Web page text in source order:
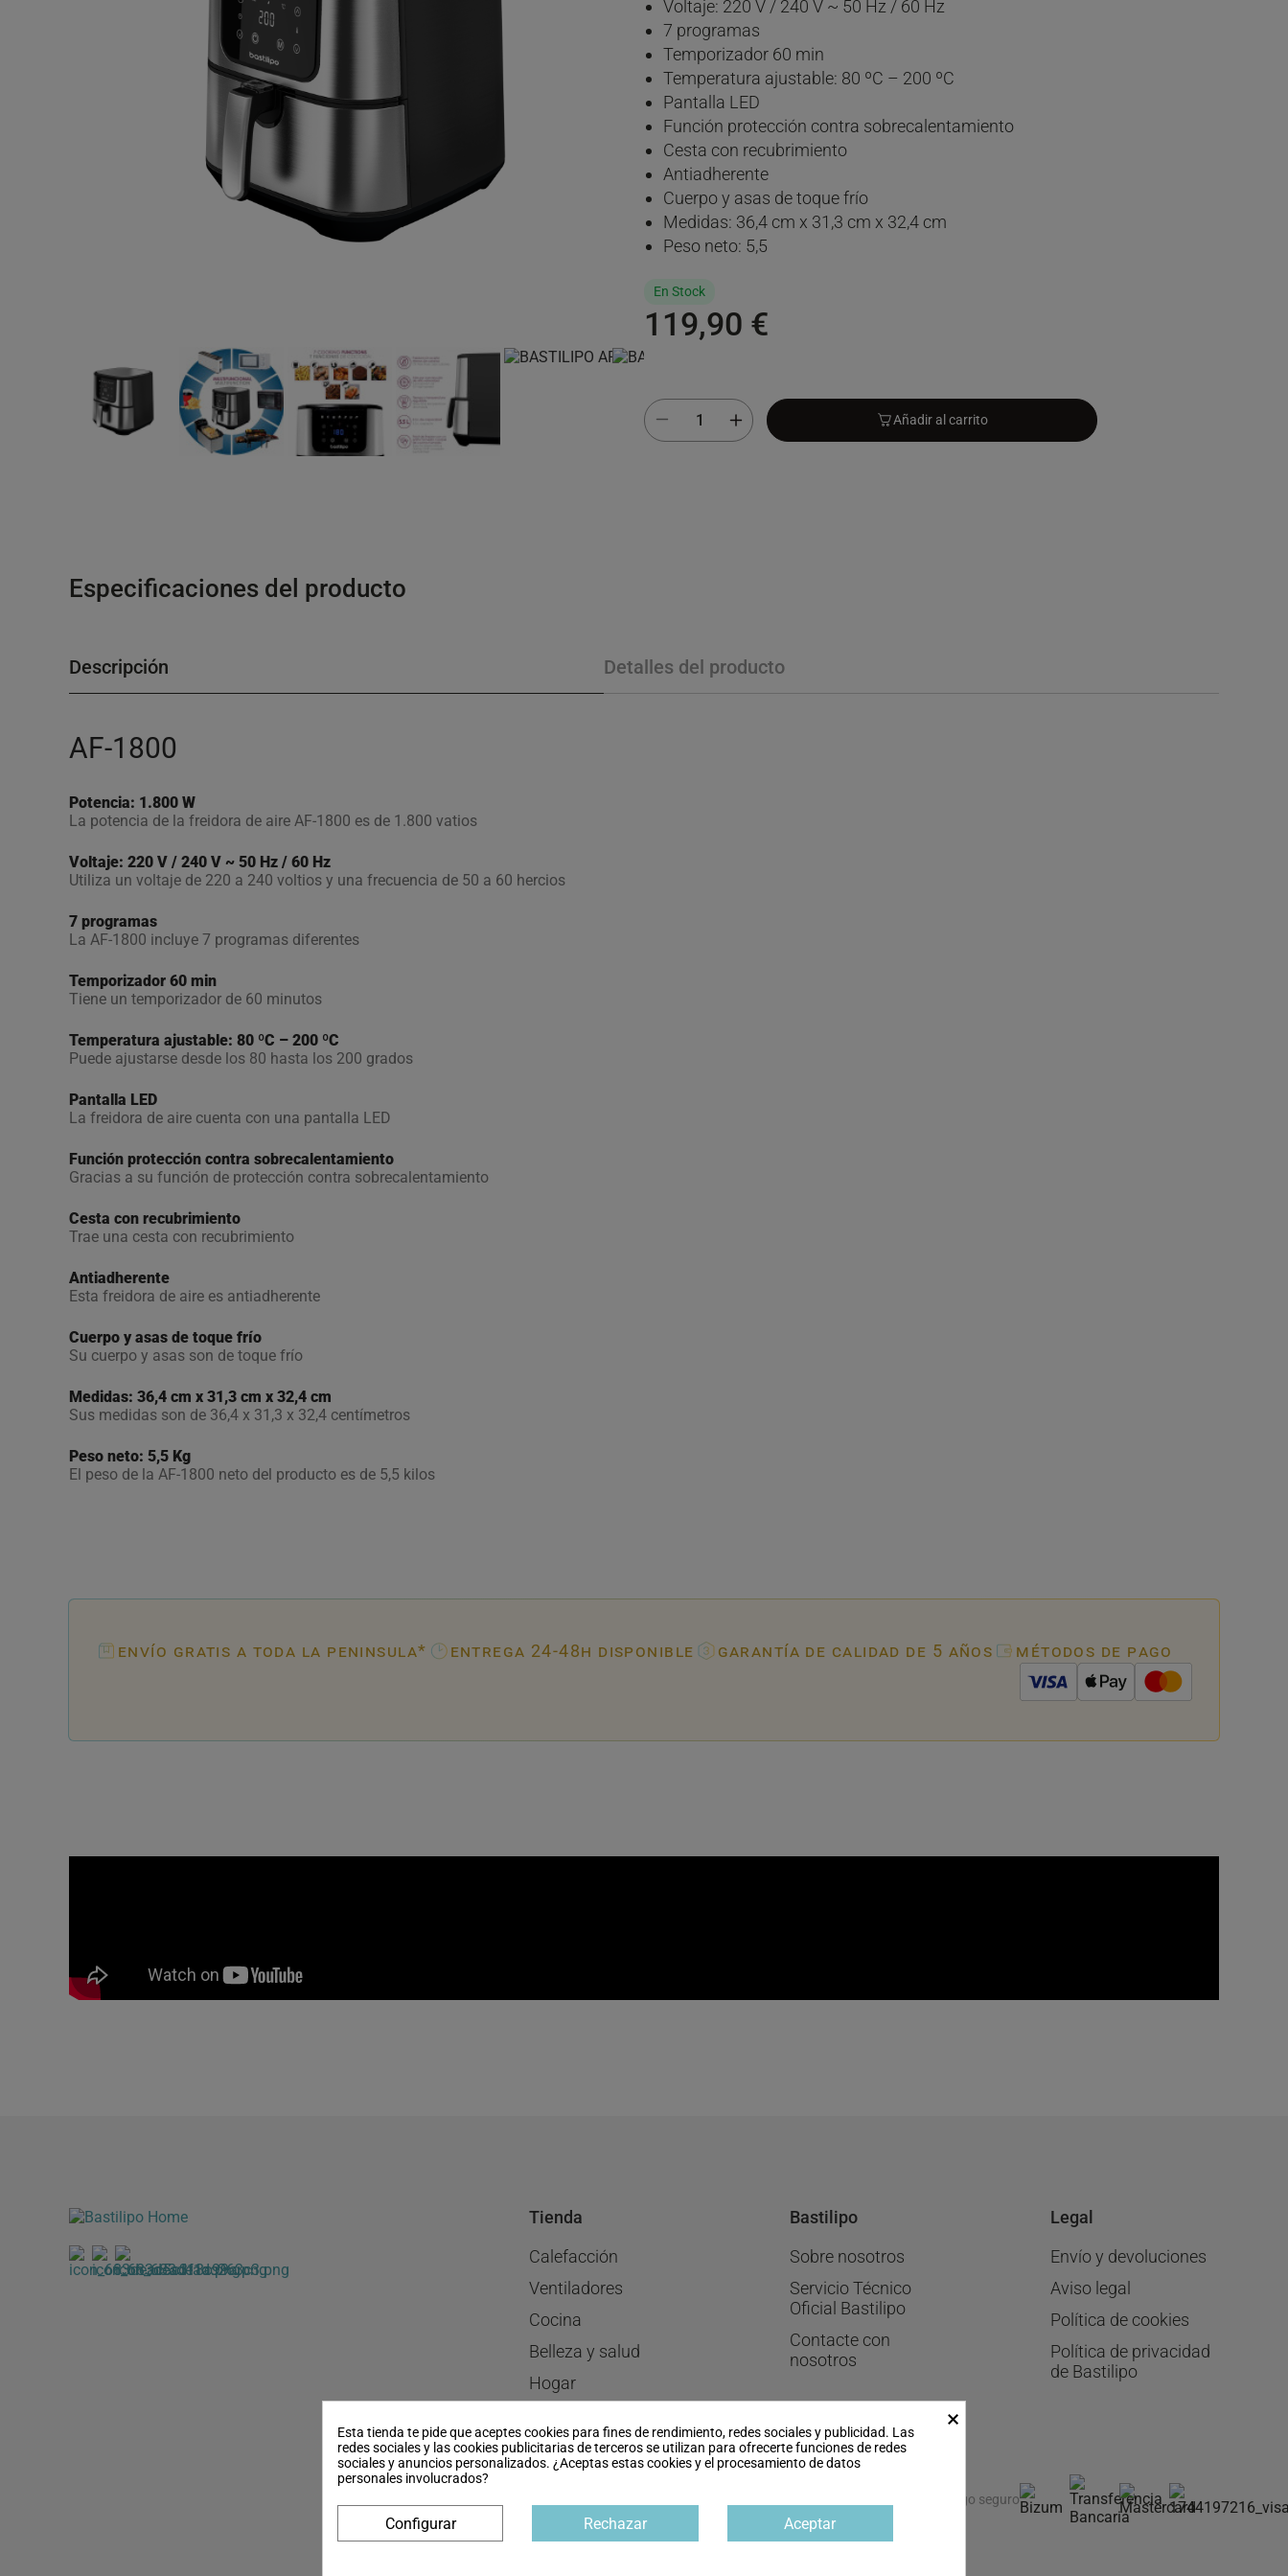
Voltaje: 220 V / 240 V ~ 50 Hz / 60 Hz
7 programas
Temporizador 60 min
Temperatura ajustable: 80 ºC – 200 ºC
Pantalla LED
Función protección contra sobrecalentamiento
Cesta con recubrimiento
Antiadherente
Cuerpo y asas de toque frío
Medidas: 36,4 cm x 31,3 cm x 32,4 cm
Peso neto: 5,5
En Stock
119,90 €
Añadir al carrito
Especificaciones del producto
Descripción Detalles del producto
AF-1800
Potencia: 1.800 W
La potencia de la freidora de aire AF-1800 es de 1.800 vatios
Voltaje: 220 V / 240 V ~ 50 Hz / 60 Hz
Utiliza un voltaje de 220 a 240 voltios y una frecuencia de 50 a 60 hercios
7 programas
La AF-1800 incluye 7 programas diferentes
Temporizador 60 min
Tiene un temporizador de 60 minutos
Temperatura ajustable: 80 ºC – 200 ºC
Puede ajustarse desde los 80 hasta los 200 grados
Pantalla LED
La freidora de aire cuenta con una pantalla LED
Función protección contra sobrecalentamiento
Gracias a su función de protección contra sobrecalentamiento
Cesta con recubrimiento
Trae una cesta con recubrimiento
Antiadherente
Esta freidora de aire es antiadherente
Cuerpo y asas de toque frío
Su cuerpo y asas son de toque frío
Medidas: 36,4 cm x 31,3 cm x 32,4 cm
Sus medidas son de 36,4 x 31,3 x 32,4 centímetros
Peso neto: 5,5 Kg
El peso de la AF-1800 neto del producto es de 5,5 kilos
envío gratis a toda la peninsula* entrega 24-48h disponible garantía de calidad de 5 años métodos de pago
Tienda
Calefacción
Ventiladores
Cocina
Belleza y salud
Hogar
Ofertas
Bastilipo
Sobre nosotros
Servicio Técnico
Oficial Bastilipo
Contacte con
nosotros
Legal
Envío y devoluciones
Aviso legal
Política de cookies
Política de privacidad
de Bastilipo
Pago seguro
×
Esta tienda te pide que aceptes cookies para fines de rendimiento, redes sociales y publicidad. Las
redes sociales y las cookies publicitarias de terceros se utilizan para ofrecerte funciones de redes
sociales y anuncios personalizados. ¿Aceptas estas cookies y el procesamiento de datos
personales involucrados?
Configurar Rechazar Aceptar